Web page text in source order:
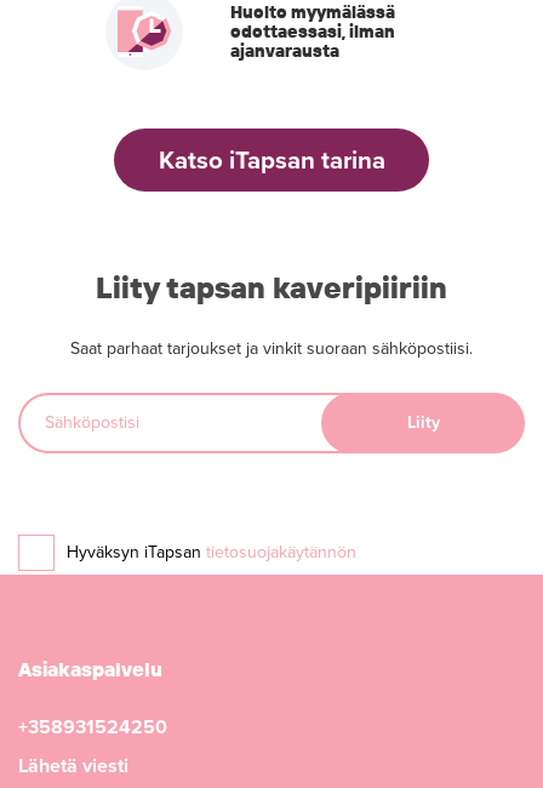
Huolto myymälässä
odottaessasi, ilman
ajanvarausta
Katso iTapsan tarina
Liity tapsan kaveripiiriin
Saat parhaat tarjoukset ja vinkit suoraan sähköpostiisi.
Hyväksyn iTapsan tietosuojakäytännön
Asiakaspalvelu
+358931524250
Lähetä viesti